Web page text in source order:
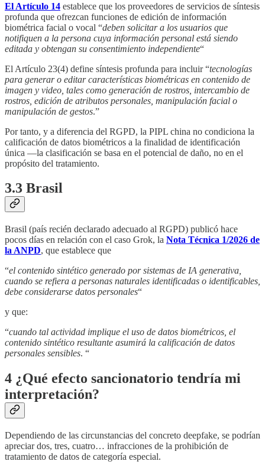
El Artículo 14 establece que los proveedores de servicios de síntesis
profunda que ofrezcan funciones de edición de información
biométrica facial o vocal “deben solicitar a los usuarios que
notifiquen a la persona cuya información personal está siendo
editada y obtengan su consentimiento independiente“
El Artículo 23(4) define síntesis profunda para incluir “tecnologías
para generar o editar características biométricas en contenido de
imagen y video, tales como generación de rostros, intercambio de
rostros, edición de atributos personales, manipulación facial o
manipulación de gestos.”
Por tanto, y a diferencia del RGPD, la PIPL china no condiciona la
calificación de datos biométricos a la finalidad de identificación
única —la clasificación se basa en el potencial de daño, no en el
propósito del tratamiento.
3.3 Brasil
Brasil (país recién declarado adecuado al RGPD) publicó hace
pocos días en relación con el caso Grok, la Nota Técnica 1/2026 de
la ANPD, que establece que
“el contenido sintético generado por sistemas de IA generativa,
cuando se refiera a personas naturales identificadas o identificables,
debe considerarse datos personales“
y que:
“cuando tal actividad implique el uso de datos biométricos, el
contenido sintético resultante asumirá la calificación de datos
personales sensibles. “
4 ¿Qué efecto sancionatorio tendría mi
interpretación?
Dependiendo de las circunstancias del concreto deepfake, se podrían
apreciar dos, tres, cuatro… infracciones de la prohibición de
tratamiento de datos de categoría especial.